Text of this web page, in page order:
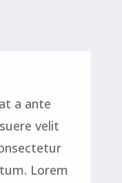
a ante
velit
Lorem